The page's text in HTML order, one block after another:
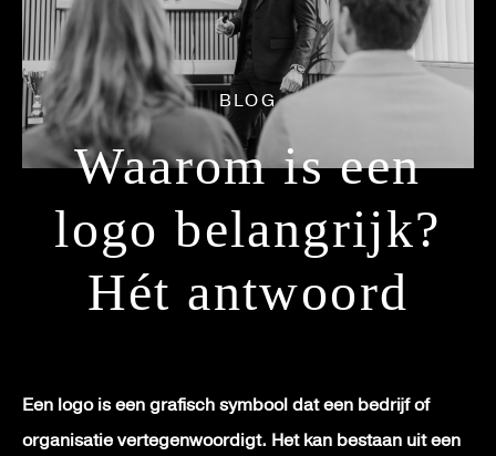
BLOG
Waarom is een
logo belangrijk?
Hét antwoord
Een logo is een grafisch symbool dat een bedrijf of
organisatie vertegenwoordigt. Het kan bestaan uit een